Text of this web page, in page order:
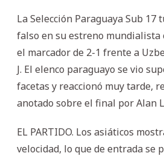
La Selección Paraguaya Sub 17
falso en su estreno mundialista
el marcador de 2-1 frente a
J. El elenco paraguayo se vio
facetas y reaccionó muy tarde,
anotado sobre el final por Alan
EL PARTIDO. Los asiáticos
velocidad, lo que de entrada se